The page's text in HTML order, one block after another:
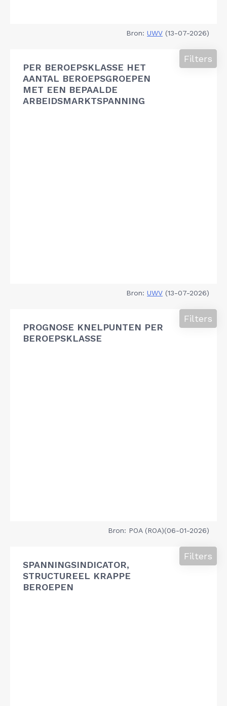
Bron: UWV (13-07-2026)
PER BEROEPSKLASSE HET
AANTAL BEROEPSGROEPEN
MET EEN BEPAALDE
ARBEIDSMARKTSPANNING
Filters
Bron: UWV (13-07-2026)
PROGNOSE KNELPUNTEN PER
BEROEPSKLASSE
Filters
Bron: POA (ROA)(06-01-2026)
SPANNINGSINDICATOR,
STRUCTUREEL KRAPPE
BEROEPEN
Filters